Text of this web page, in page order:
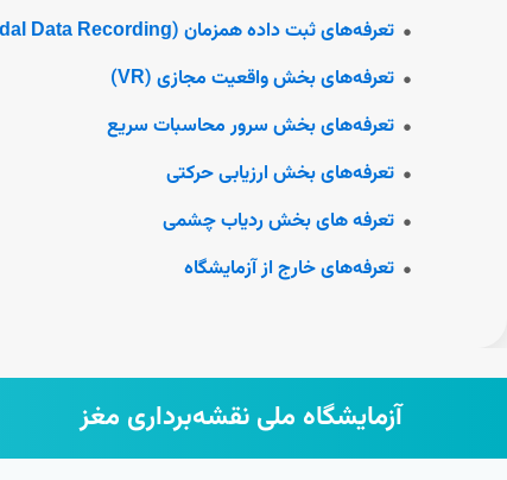
تعرفه‌های ثبت داده همزمان (Multi Modal Data Recording)
تعرفه‌های بخش واقعیت مجازی (VR)
تعرفه‌های بخش سرور محاسبات سریع
تعرفه‌های بخش ارزیابی حرکتی
تعرفه های بخش ردیاب چشمی
تعرفه‌های خارج از آزمایشگاه
آزمایشگاه ملی نقشه‌برداری مغز